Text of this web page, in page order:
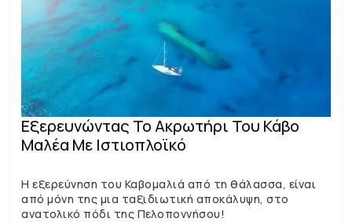
Εξερευνώντας Το Ακρωτήρι Του Κάβο
Μαλέα Με Ιστιοπλοϊκό
Η εξερεύνηση του Καβομαλιά από τη θάλασσα, είναι
από μόνη της μια ταξιδιωτική αποκάλυψη, στο
ανατολικό πόδι της Πελοποννήσου!